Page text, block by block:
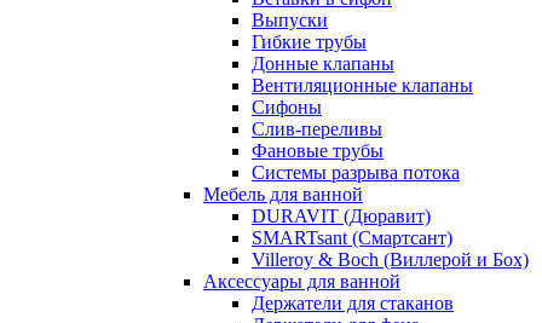
Выпуски
Гибкие трубы
Донные клапаны
Вентиляционные клапаны
Сифоны
Слив-переливы
Фановые трубы
Системы разрыва потока
Мебель для ванной
DURAVIT (Дюравит)
SMARTsant (Смартсант)
Villeroy & Boch (Виллерой и Бох)
Аксессуары для ванной
Держатели для стаканов